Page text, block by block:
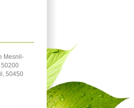
Mesnil-
50450